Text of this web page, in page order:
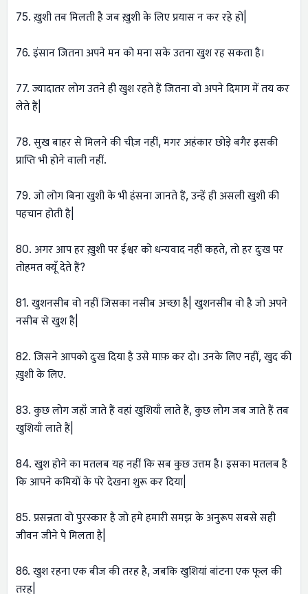
75. ख़ुशी तब मिलती है जब ख़ुशी के लिए प्रयास न कर रहे हों|
76. इंसान जितना अपने मन को मना सके उतना खुश रह सकता है।
77. ज्यादातर लोग उतने ही खुश रहते हैं जितना वो अपने दिमाग में तय कर
लेते हैं|
78. सुख बाहर से मिलने की चीज़ नहीं, मगर अहंकार छोड़े बगैर इसकी
प्राप्ति भी होने वाली नहीं.
79. जो लोग बिना खुशी के भी हंसना जानते हैं, उन्हें ही असली खुशी की
पहचान होती है|
80. अगर आप हर ख़ुशी पर ईश्वर को धन्यवाद नहीं कहते, तो हर दुःख पर
तोहमत क्यूँ देते हैं?
81. खुशनसीब वो नहीं जिसका नसीब अच्छा है| खुशनसीब वो है जो अपने
नसीब से खुश है|
82. जिसने आपको दुःख दिया है उसे माफ़ कर दो। उनके लिए नहीं, खुद की
ख़ुशी के लिए.
83. कुछ लोग जहाँ जाते हैं वहां खुशियाँ लाते हैं, कुछ लोग जब जाते हैं तब
खुशियाँ लाते हैं|
84. खुश होने का मतलब यह नहीं कि सब कुछ उत्तम है। इसका मतलब है
कि आपने कमियों के परे देखना शुरू कर दिया|
85. प्रसन्नता वो पुरस्कार है जो हमे हमारी समझ के अनुरूप सबसे सही
जीवन जीने पे मिलता है|
86. खुश रहना एक बीज की तरह है, जबकि खुशियां बांटना एक फूल की
तरह|